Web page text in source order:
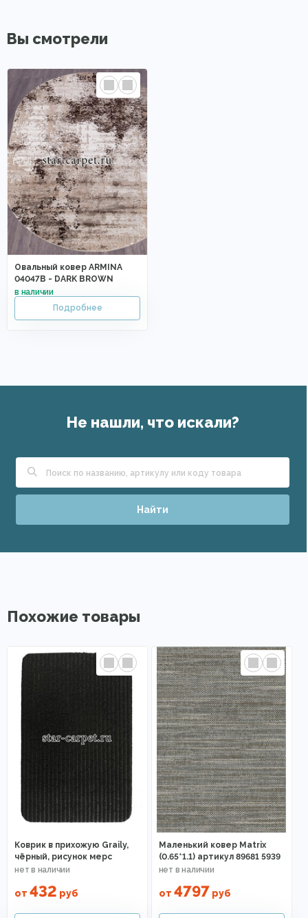
Вы смотрели
Овальный ковер ARMINA
04047B - DARK BROWN
Не нашли, что искали?
Найти
Похожие товары
Коврик в прихожую Graily,
чёрный, рисунок мерс
от 432 руб
Маленький ковер Matrix
(0.65*1.1) артикул 89681 5939
от 4797 руб